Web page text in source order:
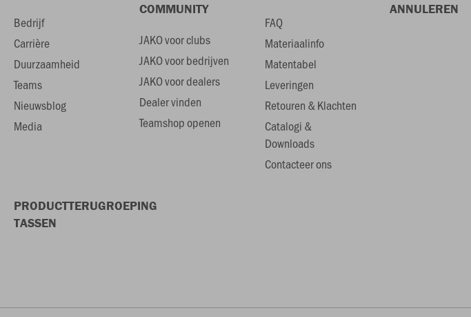
Bedrijf
Carrière
Duurzaamheid
Teams
Nieuwsblog
Media
COMMUNITY
JAKO voor clubs
JAKO voor bedrijven
JAKO voor dealers
Dealer vinden
Teamshop openen
FAQ
Materiaalinfo
Matentabel
Leveringen
Retouren & Klachten
Catalogi &
Downloads
Contacteer ons
ANNULEREN
PRODUCTTERUGROEPING
TASSEN